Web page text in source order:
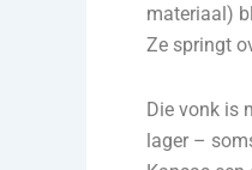
materiaal)
Ze springt
Die vonk is
lager –